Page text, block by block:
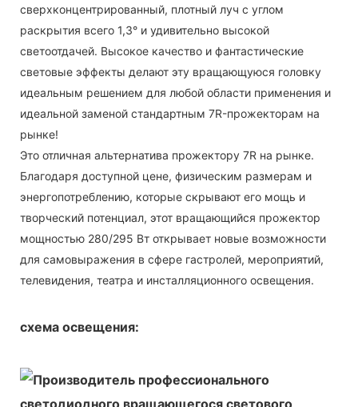
сверхконцентрированный, плотный луч с углом
раскрытия всего 1,3° и удивительно высокой
светоотдачей. Высокое качество и фантастические
световые эффекты делают эту вращающуюся головку
идеальным решением для любой области применения и
идеальной заменой стандартным 7R-прожекторам на
рынке!
Это отличная альтернатива прожектору 7R на рынке.
Благодаря доступной цене, физическим размерам и
энергопотреблению, которые скрывают его мощь и
творческий потенциал, этот вращающийся прожектор
мощностью 280/295 Вт открывает новые возможности
для самовыражения в сфере гастролей, мероприятий,
телевидения, театра и инсталляционного освещения.
схема освещения: